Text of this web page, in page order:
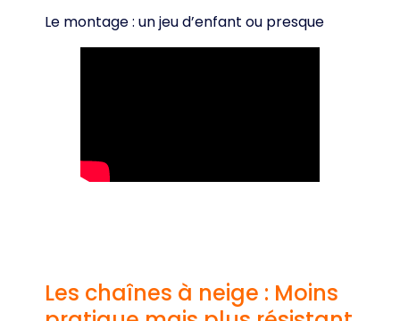
Le montage : un jeu d’enfant ou presque
Les chaînes à neige : Moins